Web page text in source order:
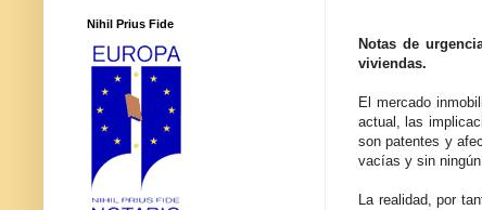
Notas de
viviendas.
El mercado
actual, las
son patentes y
vacías y sin
La realidad, por
Nihil Prius Fide